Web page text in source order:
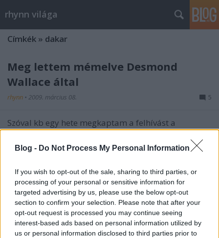
Blog - Do Not Process My Personal Information
If you wish to opt-out of the sale, sharing to third parties, or
processing of your personal or sensitive information for
targeted advertising by us, please use the below opt-out
section to confirm your selection. Please note that after your
opt-out request is processed you may continue seeing
interest-based ads based on personal information utilized by
us or personal information disclosed to third parties prior to
rhynn világa
Címkék » dakar
Meg lettem mémelve Desmond
Wallace által
rhynn • 2009. március 08. 5
Szóval kb egy hete megkaptam a felhívást a
keringőre, most van egy kis időm, gyorsan
megcsinálom a listát. A játék lényege, hogy
felszólítás után fel kell sorolni 10 szép hölgyet
rugdosnék ki az ágyamból, valamint 10 vágyat (5…
A Dakar legbátrabb versenyzője
rhynn 2009. január 03.